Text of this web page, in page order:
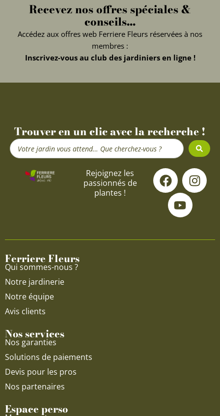
Recevez nos offres spéciales &
conseils...
Accédez aux offres web Ferriere Fleurs réservées à nos
membres :
Inscrivez-vous au club des jardiniers en ligne !
Trouver en un clic avec la recherche !
Search
...
Rejoignez les
passionnés de
plantes !
F
a
c
e
o
I
n
s
g
Y
o
u
t
u
b
Ferriere Fleurs
Qui sommes-nous ?
Notre jardinerie
Notre équipe
Avis clients
Nos services
Nos garanties
Solutions de paiements
Devis pour les pros
Nos partenaires
Espace perso